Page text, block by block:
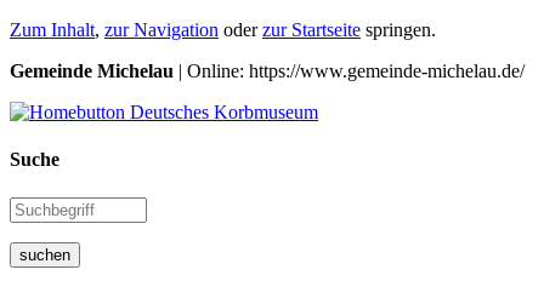
Zum Inhalt, zur Navigation oderzur Startseite springen.
Gemeinde Michelau | Online: https://www.gemeinde-michelau.de/
Suche
suchen